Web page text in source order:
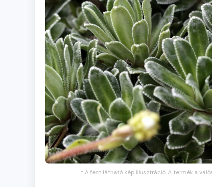
* A fent látható kép illusztráció. A termék a